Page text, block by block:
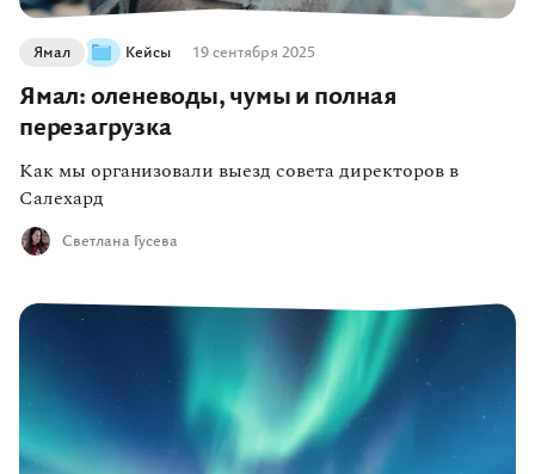
Кейсы
Ямал 19 сентября 2025
Ямал: оленеводы, чумы и полная
перезагрузка
Как мы организовали выезд совета директоров в
Салехард
Светлана Гусева